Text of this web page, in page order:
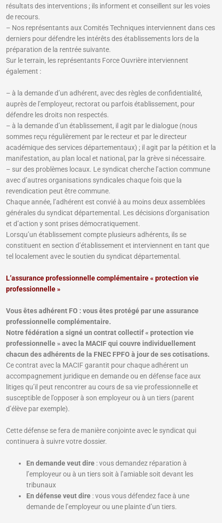
résultats des interventions ; ils informent et conseillent sur les voies
de recours.
– Nos représentants aux Comités Techniques interviennent dans ces
derniers pour défendre les intérêts des établissements lors de la
préparation de la rentrée suivante.
Sur le terrain, les représentants Force Ouvrière interviennent
également :
– à la demande d’un adhérent, avec des règles de confidentialité,
auprès de l’employeur, rectorat ou parfois établissement, pour
défendre les droits non respectés.
– à la demande d’un établissement, il agit par le dialogue (nous
sommes reçu régulièrement par le recteur et par le directeur
académique des services départementaux) ; il agit par la pétition et la
manifestation, au plan local et national, par la grève si nécessaire.
– sur des problèmes locaux. Le syndicat cherche l’action commune
avec d’autres organisations syndicales chaque fois que la
revendication peut être commune.
Chaque année, l’adhérent est convié à au moins deux assemblées
générales du syndicat départemental. Les décisions d’organisation
et d’action y sont prises démocratiquement.
Lorsqu’un établissement compte plusieurs adhérents, ils se
constituent en section d’établissement et interviennent en tant que
tel localement avec le soutien du syndicat départemental.
L’assurance professionnelle complémentaire « protection vie
professionnelle »
Vous êtes adhérent FO : vous êtes protégé par une assurance
professionnelle complémentaire.
Notre fédération a signé un contrat collectif « protection vie
professionnelle » avec la MACIF qui couvre individuellement
chacun des adhérents de la FNEC FPFO à jour de ses cotisations.
Ce contrat avec la MACIF garantit pour chaque adhérent un
accompagnement juridique en demande ou en défense face aux
litiges qu’il peut rencontrer au cours de sa vie professionnelle et
susceptible de l’opposer à son employeur ou à un tiers (parent
d’élève par exemple).
Cette défense se fera de manière conjointe avec le syndicat qui
continuera à suivre votre dossier.
En demande veut dire : vous demandez réparation à
l’employeur ou à un tiers soit à l’amiable soit devant les
tribunaux
En défense veut dire : vous vous défendez face à une
demande de l’employeur ou une plainte d’un tiers.